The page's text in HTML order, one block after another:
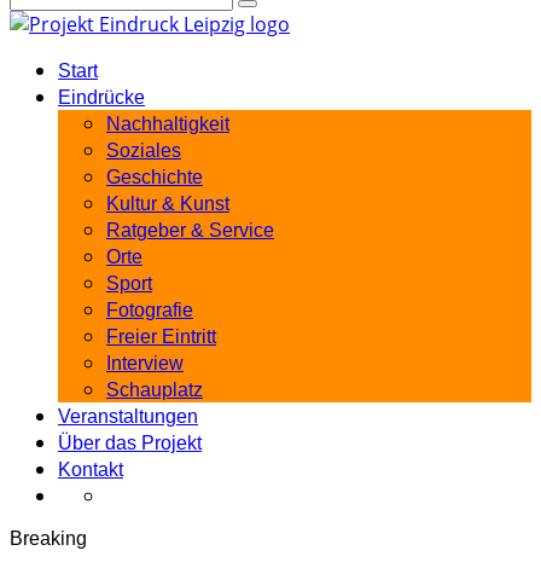
Start
Eindrücke
Nachhaltigkeit
Soziales
Geschichte
Kultur & Kunst
Ratgeber & Service
Orte
Sport
Fotografie
Freier Eintritt
Interview
Schauplatz
Veranstaltungen
Über das Projekt
Kontakt
Breaking